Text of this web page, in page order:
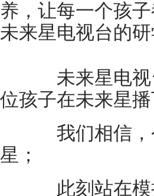
养，让每一个孩
未来星电视台的
未来星电视
位孩子在未来星
我们相信，
星；
此刻站在模